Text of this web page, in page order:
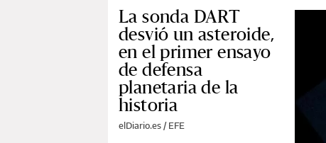
La sonda DART
desvió un asteroide,
en el primer ensayo
de defensa
planetaria de la
historia
elDiario.es / EFE